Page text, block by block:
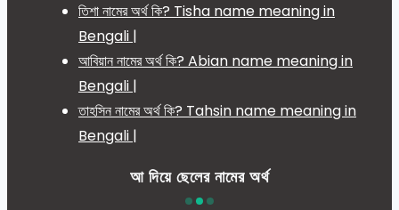
তিশা নামের অর্থ কি? Tisha name meaning in
Bengali |
আবিয়ান নামের অর্থ কি? Abian name meaning in
Bengali |
তাহসিন নামের অর্থ কি? Tahsin name meaning in
Bengali |
আ দিয়ে ছেলের নামের অর্থ